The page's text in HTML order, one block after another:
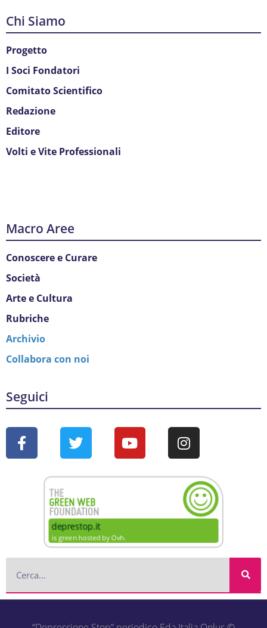
Chi Siamo
Progetto
I Soci Fondatori
Comitato Scientifico
Redazione
Editore
Volti e Vite Professionali
Macro Aree
Conoscere e Curare
Società
Arte e Cultura
Rubriche
Archivio
Collabora con noi
Seguici